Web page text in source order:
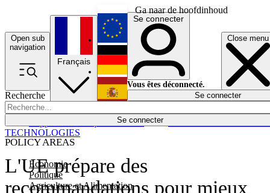
Ga naar de hoofdinhoud
Open sub
navigation
Close menu
Recherche
Se connecter
POLICY AREAS
Economie
Politique
Agriculture et Alimentation
Économie
Français
English
Deutsch
Español
Se connecter
Vous êtes déconnecté.
Se connecter
L'UE prépare des
recommandations pour mieux
TECHNOLOGIES